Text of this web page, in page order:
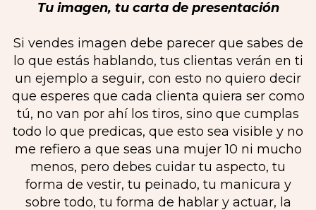
Tu imagen, tu carta de presentación
Si vendes imagen debe parecer que sabes de
lo que estás hablando, tus clientas verán en ti
un ejemplo a seguir, con esto no quiero decir
que esperes que cada clienta quiera ser como
tú, no van por ahí los tiros, sino que cumplas
todo lo que predicas, que esto sea visible y no
me refiero a que seas una mujer 10 ni mucho
menos, pero debes cuidar tu aspecto, tu
forma de vestir, tu peinado, tu manicura y
sobre todo, tu forma de hablar y actuar, la